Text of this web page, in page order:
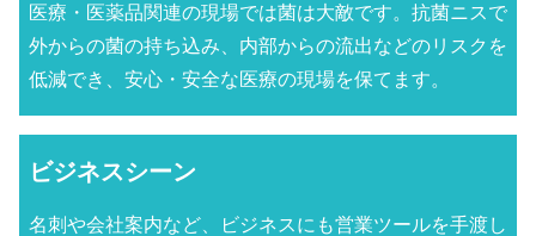
医療・医薬品関連の現場では菌は大敵です。抗菌ニスで
外からの菌の持ち込み、内部からの流出などのリスクを
低減でき、安心・安全な医療の現場を保てます。
ビジネスシーン
名刺や会社案内など、ビジネスにも営業ツールを手渡し